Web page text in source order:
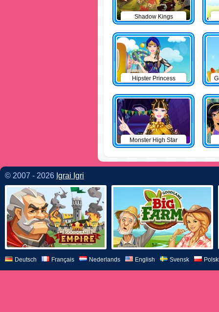
Shadow Kings
Hipster Princess
Monster High Star
© 2007 - 2026 Igrai Igri
Deutsch Français Nederlands English Svensk